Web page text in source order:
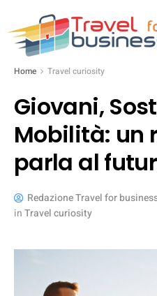
Home Travel curiosity
Giovani,
Mobilità: un
parla al
Redazione Travel for
inTravel curiosity